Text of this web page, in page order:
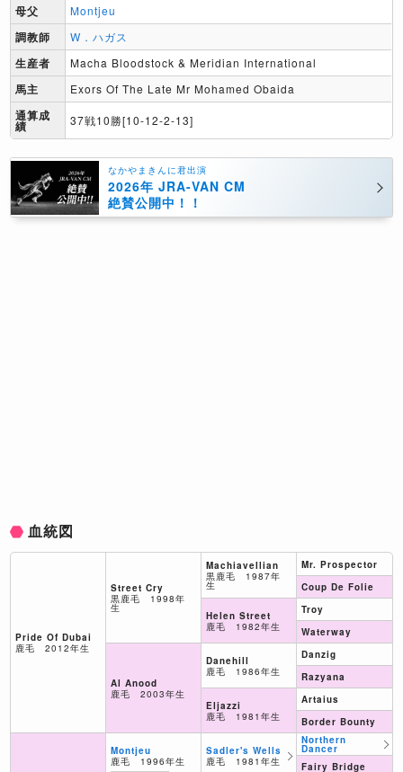
母父 Montjeu
調教師 W．ハガス
生産者 Macha Bloodstock & Meridian International
馬主 Exors Of The Late Mr Mohamed Obaida
通算成
績 37戦10勝[10-12-2-13]
なかやまきんに君出演
2026年 JRA-VAN CM
絶賛公開中！！
血統図
Pride Of Dubai
鹿毛 2012年生
Street Cry
黒鹿毛 1998年
生
Al Anood
鹿毛 2003年生
Montjeu
鹿毛 1996年生
Machiavellian
黒鹿毛 1987年
生
Helen Street
鹿毛 1982年生
Danehill
鹿毛 1986年生
Eljazzi
鹿毛 1981年生
Sadler's Wells
鹿毛 1981年生
Mr. Prospector
Coup De Folie
Troy
Waterway
Danzig
Razyana
Artaius
Border Bounty
Northern
Dancer
Fairy Bridge